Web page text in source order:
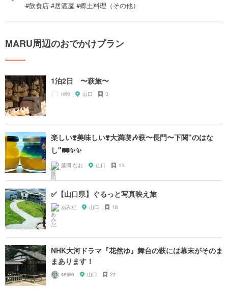
#飲食店 #居酒屋 #郷土料理（その他）
MARU周辺のおでかけプラン
1泊2日 〜萩旅〜
miki 山口 3
楽しい❣️美味しい❣️大満喫🎶萩〜長門〜下関"のはな
し"🛤✨✨
藤岡 なお 山口 13
✅【山口県】ぐるっと写真映え旅
あみだ 山口 16
NHK大河ドラマ『花然ゆ』舞台の萩には幕末がそのま
まあります！
seijiro 山口 24